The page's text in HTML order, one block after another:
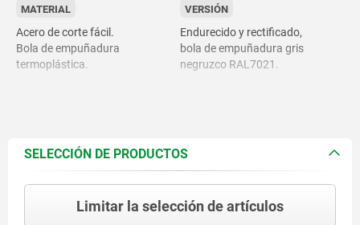
MATERIAL
Acero de corte fácil.
Bola de empuñadura
termoplástica.
VERSIÓN
Endurecido y rectificado,
bola de empuñadura gris
negruzco RAL7021.
SELECCIÓN DE PRODUCTOS
Limitar la selección de artículos